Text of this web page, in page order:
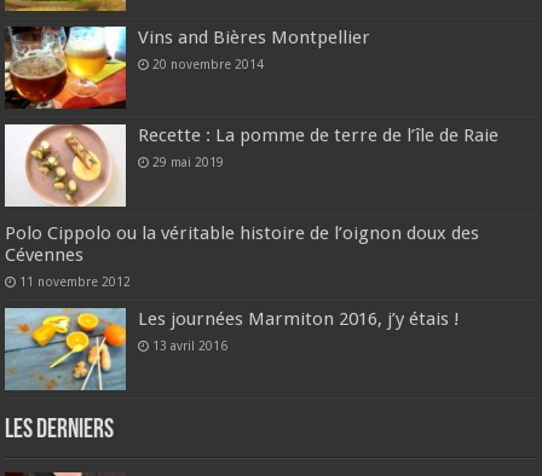
Vins and Bières Montpellier
20 novembre 2014
Recette : La pomme de terre de l’île de Raie
29 mai 2019
Polo Cippolo ou la véritable histoire de l’oignon doux des
Cévennes
11 novembre 2012
Les journées Marmiton 2016, j’y étais !
13 avril 2016
Les derniers